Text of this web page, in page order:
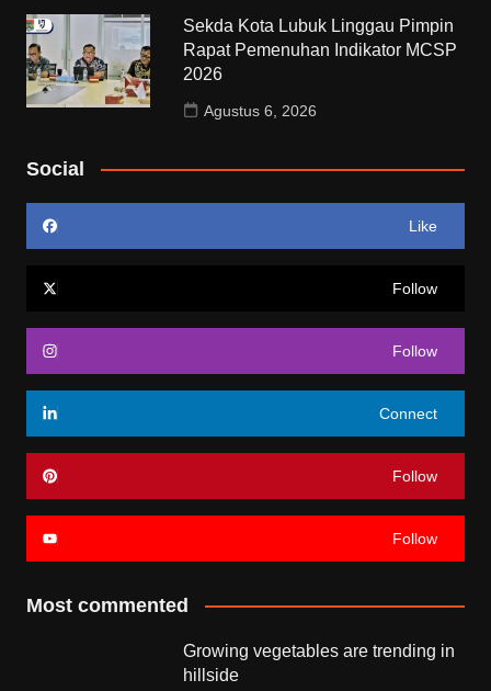
Sekda Kota Lubuk Linggau Pimpin
Rapat Pemenuhan Indikator MCSP
2026
Agustus 6, 2026
Social
Like
Follow
Follow
Connect
Follow
Follow
Most commented
Growing vegetables are trending in
hillside